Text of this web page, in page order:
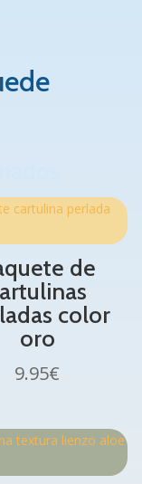
de
color
oro
9.95€